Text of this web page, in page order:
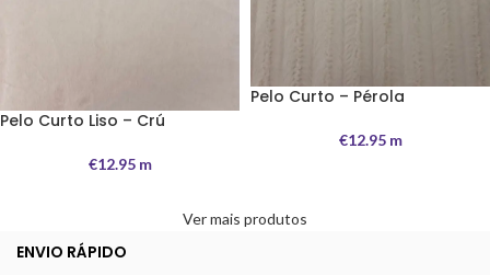
Pelo Curto Liso – Crú
€12.95m
Pelo Curto – Pérola
€12.95m
Ver mais produtos
ENVIO RÁPIDO